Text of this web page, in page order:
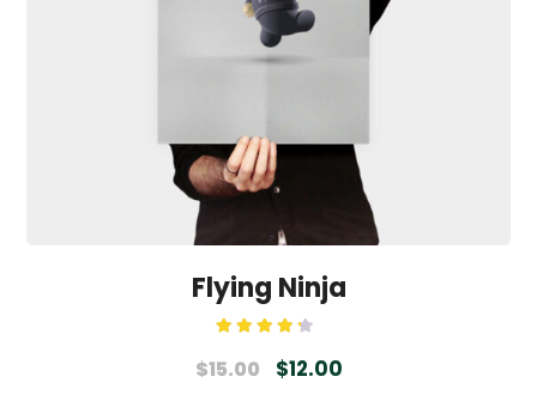
Flying Ninja
4.00out
of 5
$15.00 $12.00